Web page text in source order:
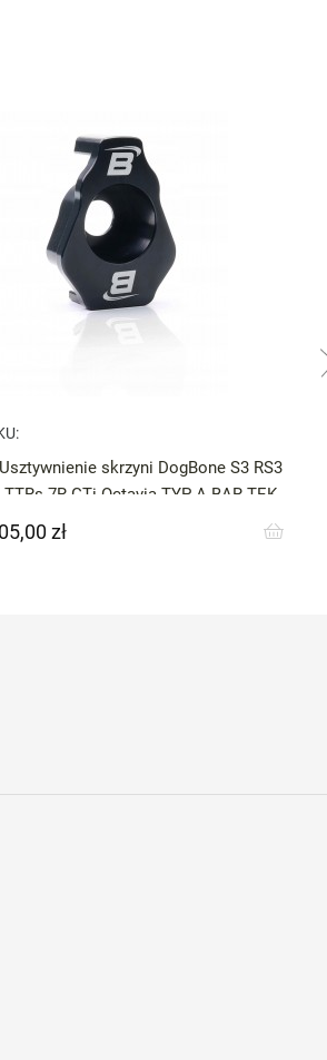
Usztywnienie skrzyni DogBone S3 RS3
TTRs 7R GTi Octavia TYP A BAR-TEK
zł